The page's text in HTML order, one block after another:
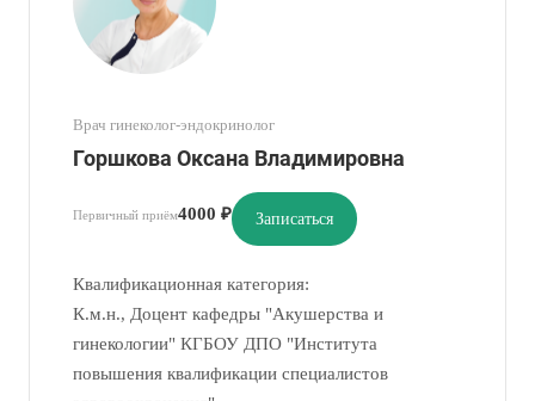
Врач гинеколог-эндокринолог
Горшкова Оксана Владимировна
Первичный приём4000 ₽ Записаться
Квалификационная категория:
К.м.н., Доцент кафедры "Акушерства и
гинекологии" КГБОУ ДПО "Института
повышения квалификации специалистов